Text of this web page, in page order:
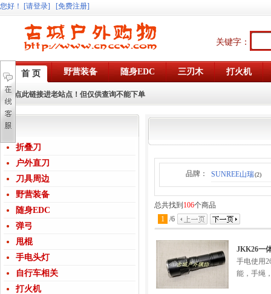
您好 ！ [请登录] [免费注册]
关键字：
首 页 野营装备 随身EDC 三刃木 打火机
点此链接进老站点！但仅供查询不能下单
折叠刀
户外直刀
刀具周边
野营装备
随身EDC
弹弓
甩棍
手电头灯
自行车相关
打火机
品牌： SUNREE山瑞(2)
总共找到 106个商品
1 /6
JKK26一
手电使用
能，手绳